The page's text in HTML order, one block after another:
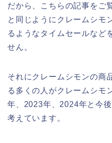
だから、こちらの記事をご
と同じようにクレームシモ
るようなタイムセールなど
せん。
それにクレームシモンの商
る多くの人がクレームシモ
年、2023年、2024年と今
考えています。